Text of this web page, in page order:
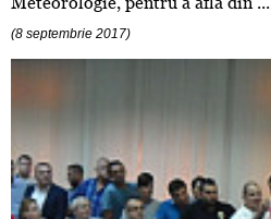
(8 septembrie 2017)